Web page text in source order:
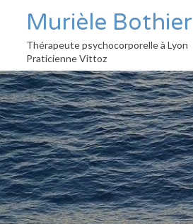
Murièle Bothier
Thérapeute psychocorporelle à Lyon
Praticienne Vittoz